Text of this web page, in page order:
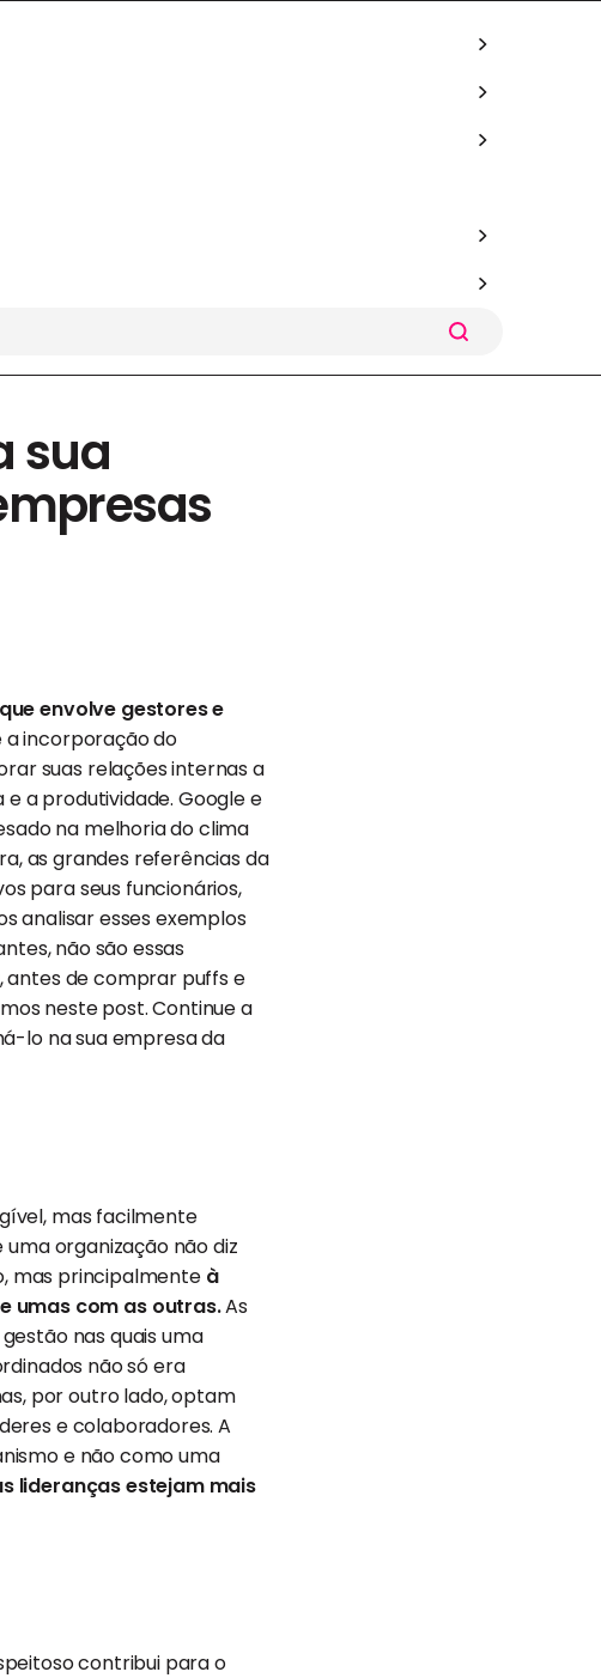
sua
envolve gestores e
a incorporação do
suas relações internas a
a produtividade. Google e
na melhoria do clima
as grandes referências da
para seus funcionários,
analisar esses exemplos
não são essas
antes de comprar puffs e
neste post. Continue a
lo na sua empresa da
mas facilmente
organização não diz
mas principalmenteà
umas com as outras.As
nas quais uma
não só era
por outro lado, optam
e colaboradores. A
e não como uma
lideranças estejam mais
contribui para o